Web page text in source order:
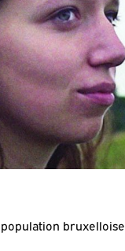
bruxelloise